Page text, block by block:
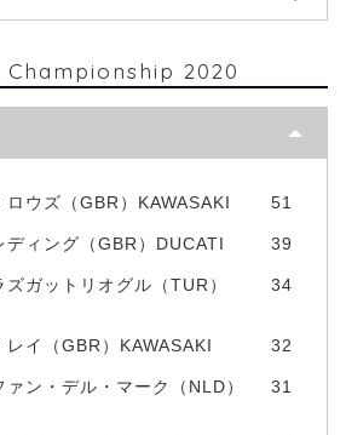
2020
ロウズ（GBR）KAWASAKI 51
ディング（GBR）DUCATI 39
ズガットリオグル（TUR）
34
レイ（GBR）KAWASAKI 32
ァン・デル・マーク（NLD）
31